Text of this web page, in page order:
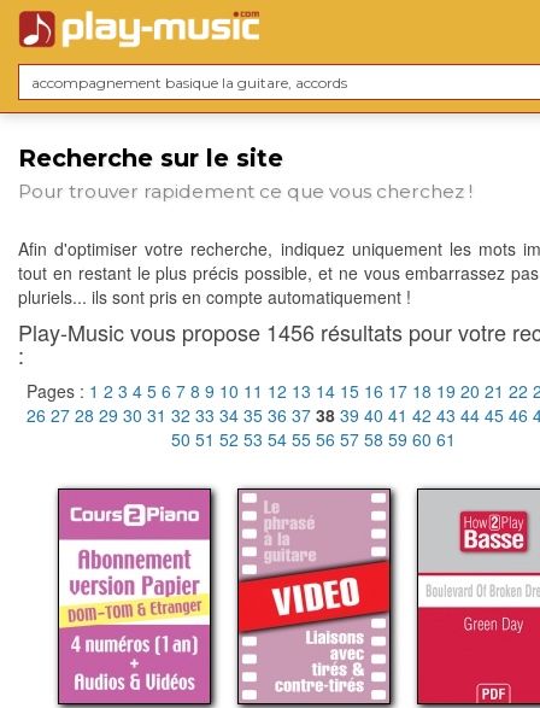
Recherche sur le site
Pour trouver rapidement ce que vous cherchez !
Afin d'optimiser votre recherche, indiquez uniquement les mots
tout en restant le plus précis possible, et ne vous embarrassez
pluriels... ils sont pris en compte automatiquement !
Play-Music vous propose 1456 résultats pour votre
:
Pages : 1 2 3 4 5 6 7 8 9 10 11 12 13 14 15 16 17 18 19 20 21 22
26 27 28 29 30 31 32 33 34 35 36 37 38 39 40 41 42 43 44 45 46
50 51 52 53 54 55 56 57 58 59 60 61